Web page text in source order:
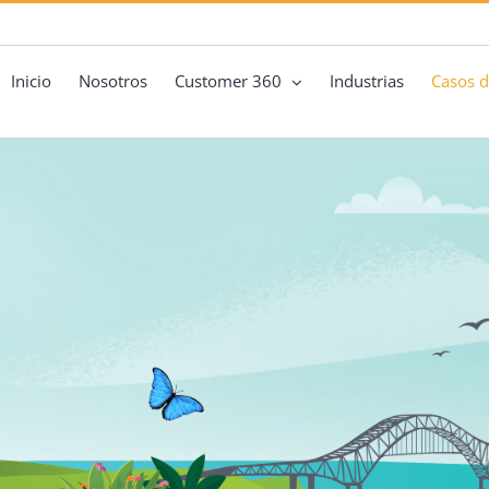
Inicio Nosotros Customer 360 Industrias Casos